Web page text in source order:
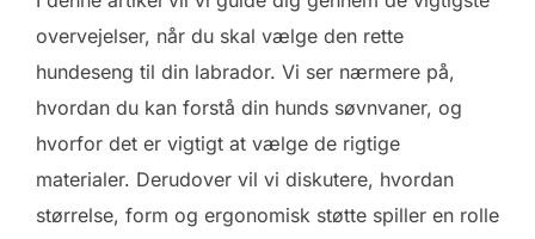
overvejelser, når du skal vælge den rette
hundeseng til din labrador. Vi ser nærmere på,
hvordan du kan forstå din hunds søvnvaner, og
hvorfor det er vigtigt at vælge de rigtige
materialer. Derudover vil vi diskutere, hvordan
størrelse, form og ergonomisk støtte spiller en rolle